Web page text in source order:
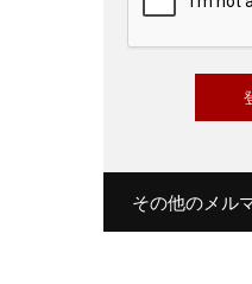
その他のメル